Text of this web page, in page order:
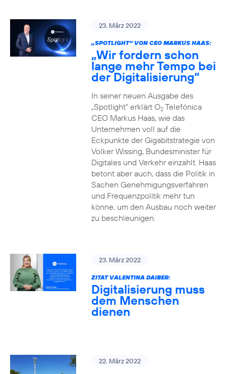
23. März 2022
„SPOTLIGHT“ VON CEO MARKUS HAAS:
„Wir fordern schon
lange mehr Tempo bei
der Digitalisierung“
In seiner neuen Ausgabe des
„Spotlight“ erklärt O2Telefónica
CEO Markus Haas, wie das
Unternehmen voll auf die
Eckpunkte der Gigabitstrategie von
Volker Wissing, Bundesminister für
Digitales und Verkehr einzahlt. Haas
betont aber auch, dass die Politik in
Sachen Genehmigungsverfahren
und Frequenzpolitik mehr tun
könne, um den Ausbau noch weiter
zu beschleunigen.
23. März 2022
ZITAT VALENTINA DAIBER:
Digitalisierung muss
dem Menschen
dienen
22. März 2022